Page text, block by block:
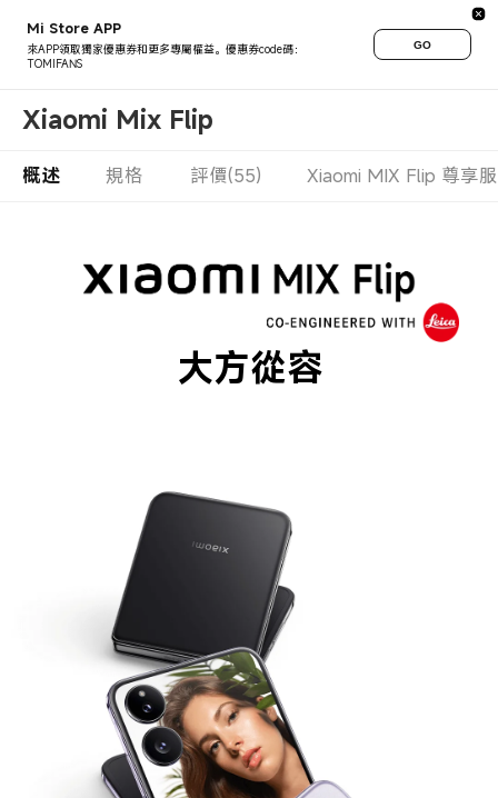
Mi Store APP
來APP領取獨家優惠券和更多專屬權益。優惠券code碼：
TOMIFANS
GO
Xiaomi Mix Flip
概述 規格 評價(55) Xiaomi MIX Flip 尊享
大方從容